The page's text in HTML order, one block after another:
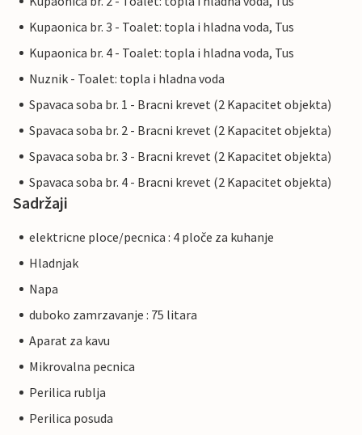
Kupaonica br. 3 - Toalet: topla i hladna voda, Tus
Kupaonica br. 4 - Toalet: topla i hladna voda, Tus
Nuznik - Toalet: topla i hladna voda
Spavaca soba br. 1 - Bracni krevet (2 Kapacitet objekta)
Spavaca soba br. 2 - Bracni krevet (2 Kapacitet objekta)
Spavaca soba br. 3 - Bracni krevet (2 Kapacitet objekta)
Spavaca soba br. 4 - Bracni krevet (2 Kapacitet objekta)
Sadržaji
elektricne ploce/pecnica : 4 ploče za kuhanje
Hladnjak
Napa
duboko zamrzavanje : 75 litara
Aparat za kavu
Mikrovalna pecnica
Perilica rublja
Perilica posuda